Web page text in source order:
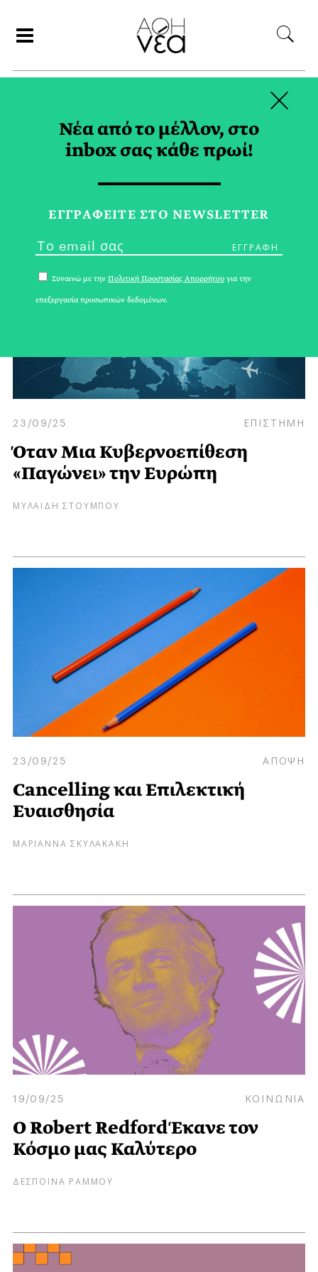
OPINION TAG
23/09/25 ΕΠΙΣΤΗΜΗ
Όταν Μια Κυβερνοεπίθεση
«Παγώνει» την Ευρώπη
ΜΥΛΑΙΔΗ ΣΤΟΥΜΠΟΥ
23/09/25 ΑΠΟΨΗ
Cancelling και Επιλεκτική
Ευαισθησία
ΜΑΡΙΑΝΝΑ ΣΚΥΛΑΚΑΚΗ
19/09/25 ΚΟΙΝΩΝΙΑ
Ο Robert Redford Έκανε τον
Κόσμο μας Καλύτερο
ΔΕΣΠΟΙΝΑ ΡΑΜΜΟΥ
Νέα από το μέλλον, στο
inbox σας κάθε πρωί!
ΕΓΓPΑΦΕΙΤΕ ΣΤΟ NEWSLETTER
Συναινώ με την Πολιτική Προστασίας Απορρήτου για την
επεξεργασία προσωπικών δεδομένων.
×